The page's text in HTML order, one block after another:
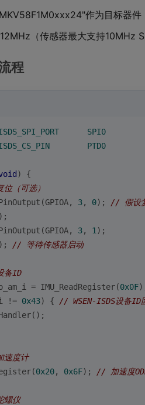
作为目标器件
（传感器最大支持10MHz
程
SPI0
PTD0
)
{
（可选）
3, 0); // 假设
);
3, 1 );
); // 等待传感器启动
ID
= IMU_ReadRegister(0x0F
!= 0x43) { // WSEN-ISDS设备ID
度计
0x20, 0x6F); // 加速度
仪